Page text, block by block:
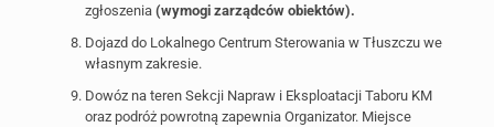
zgłoszenia(wymogi zarządców obiektów).
Dojazd do Lokalnego Centrum Sterowania w Tłuszczu we
własnym zakresie.
Dowóz na teren Sekcji Napraw i Eksploatacji Taboru KM
oraz podróż powrotną zapewnia Organizator. Miejsce